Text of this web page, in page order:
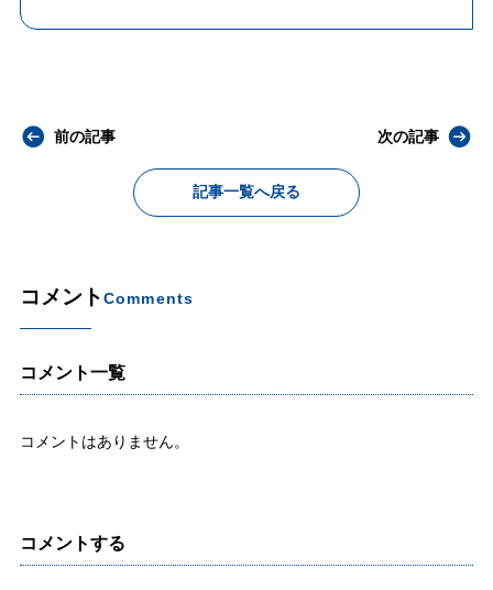
前の記事
記事一覧へ戻る
次の記事
コメントComments
コメント一覧
コメントはありません。
コメントする